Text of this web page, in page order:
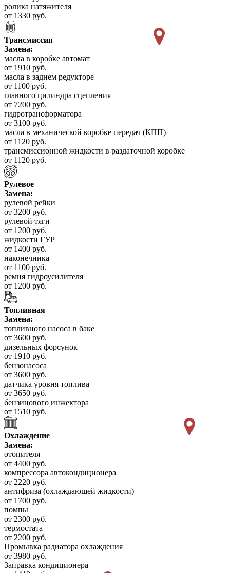
ролика натяжителя
от 1330 руб.
Трансмиссия
Замена:
масла в коробке автомат
от 1910 руб.
масла в заднем редукторе
от 1100 руб.
главного цилиндра сцепления
от 7200 руб.
гидротрансформатора
от 3100 руб.
масла в механической коробке передач (КПП)
от 1120 руб.
трансмиссионной жидкости в раздаточной коробке
от 1120 руб.
Рулевое
Замена:
рулевой рейки
от 3200 руб.
рулевой тяги
от 1200 руб.
жидкости ГУР
от 1400 руб.
наконечника
от 1100 руб.
ремня гидроусилителя
от 1200 руб.
Топливная
Замена:
топливного насоса в баке
от 3600 руб.
дизельных форсунок
от 1910 руб.
бензонасоса
от 3600 руб.
датчика уровня топлива
от 3650 руб.
бензинового инжектора
от 1510 руб.
Охлаждение
Замена:
отопителя
от 4400 руб.
компрессора автокондиционера
от 2220 руб.
антифриза (охлаждающей жидкости)
от 1700 руб.
помпы
от 2300 руб.
термостата
от 2200 руб.
Промывка радиатора охлаждения
от 3980 руб.
Заправка кондиционера